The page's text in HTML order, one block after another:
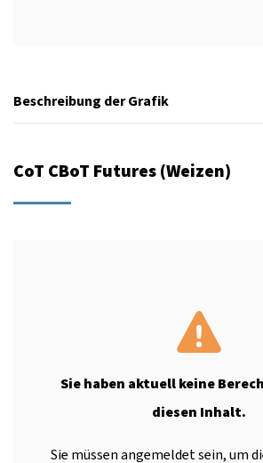
Beschreibung der Grafik
CoT CBoT Futures (Weizen)
Sie haben aktuell keine
diesen Inhalt.
Sie müssen angemeldet sein, um